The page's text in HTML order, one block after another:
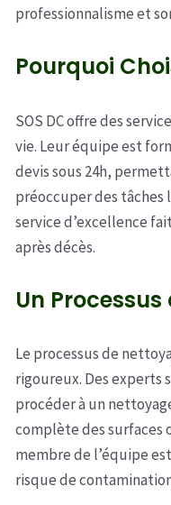
professionnalisme et
Pourquoi
SOS DC offre des
vie. Leur équipe est
devis sous 24h,
préoccuper des
service d’excellence
après décès.
Un
Le processus de
rigoureux. Des experts
procéder à un
complète des surfaces
membre de l’équipe
risque de